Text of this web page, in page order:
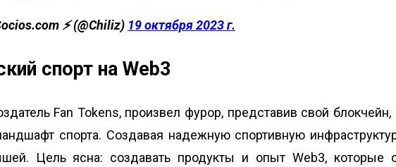
⚡ (@Chiliz) 19 октября 2023 г.
спорт на Web3
Fan Tokens, произвел фурор, представив свой
спорта. Создавая надежную спортивную
Цель ясна: создавать продукты и опыт Web3, которые